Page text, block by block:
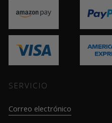
SERVICIO
Correo electrónico